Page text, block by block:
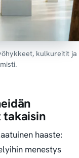
kulkureitit ja
takaisin
haaste:
menestys